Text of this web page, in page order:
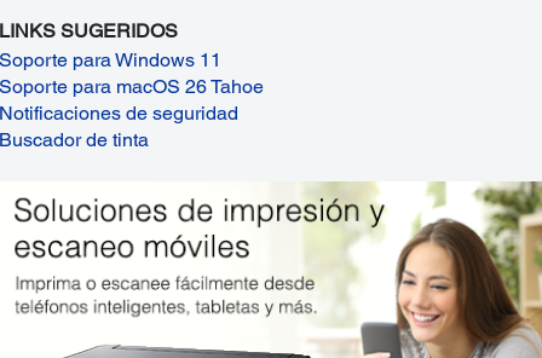
LINKS SUGERIDOS
Soporte para Windows 11
Soporte para macOS 26 Tahoe
Notificaciones de seguridad
Buscador de tinta